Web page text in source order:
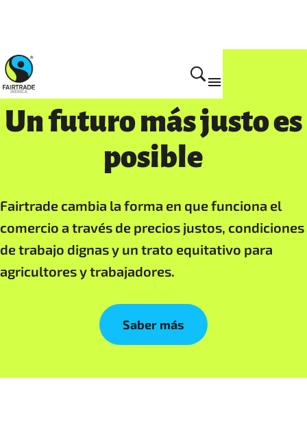
Un futuro más justo es
posible
Fairtrade cambia la forma en que funciona el
comercio a través de precios justos, condiciones
de trabajo dignas y un trato equitativo para
agricultores y trabajadores.
Saber más